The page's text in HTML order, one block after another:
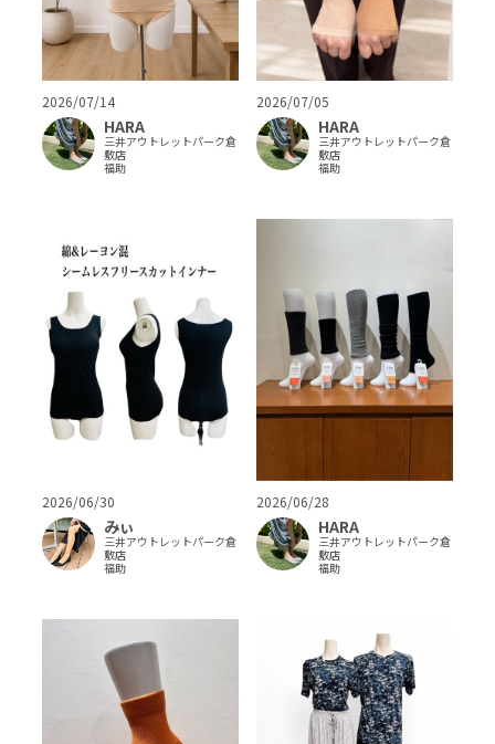
2026/07/14
HARA
三井アウトレットパーク倉
敷店
福助
2026/07/05
HARA
三井アウトレットパーク倉
敷店
福助
2026/06/30
みぃ
三井アウトレットパーク倉
敷店
福助
2026/06/28
HARA
三井アウトレットパーク倉
敷店
福助